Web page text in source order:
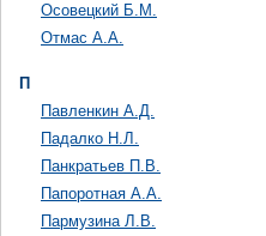
Осовецкий Б.М.
Отмас А.А.
П
Павленкин А.Д.
Падалко Н.Л.
Панкратьев П.В.
Папоротная А.А.
Пармузина Л.В.